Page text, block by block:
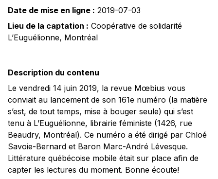
Date de mise en ligne : 2019-07-03
Lieu de la captation : Coopérative de solidarité
L’Euguélionne, Montréal
Description du contenu
Le vendredi 14 juin 2019, la revue Mœbius vous
conviait au lancement de son 161e numéro (la matière
s’est, de tout temps, mise à bouger seule) qui s’est
tenu à L’Euguélionne, librairie féministe (1426, rue
Beaudry, Montréal). Ce numéro a été dirigé par Chloé
Savoie-Bernard et Baron Marc-André Lévesque.
Littérature québécoise mobile était sur place afin de
capter les lectures du moment. Bonne écoute!